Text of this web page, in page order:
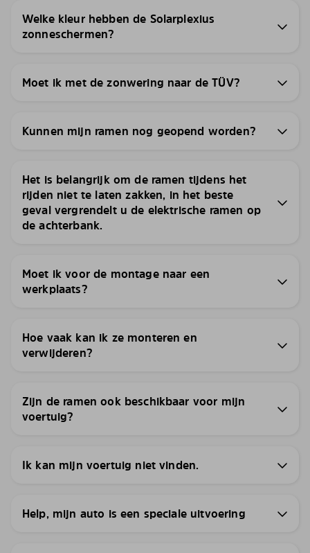
Welke kleur hebben de Solarplexius
zonneschermen?
Moet ik met de zonwering naar de TÜV?
Kunnen mijn ramen nog geopend worden?
Het is belangrijk om de ramen tijdens het
rijden niet te laten zakken, in het beste
geval vergrendelt u de elektrische ramen op
de achterbank.
Moet ik voor de montage naar een
werkplaats?
Hoe vaak kan ik ze monteren en
verwijderen?
Zijn de ramen ook beschikbaar voor mijn
voertuig?
Ik kan mijn voertuig niet vinden.
Help, mijn auto is een speciale uitvoering